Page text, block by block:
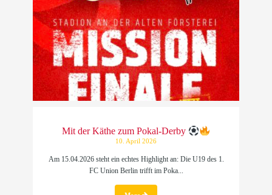
Mit der Käthe zum Pokal-Derby
10. April 2026
Am 15.04.2026 steht ein echtes Highlight an: Die U19 des 1.
FC Union Berlin trifft im Poka...